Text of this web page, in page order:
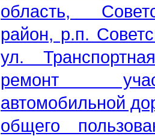
область,
район, р.п.
ул.
ремонт
автомобильной
общего